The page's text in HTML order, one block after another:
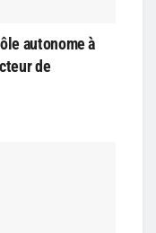
autonome à
de